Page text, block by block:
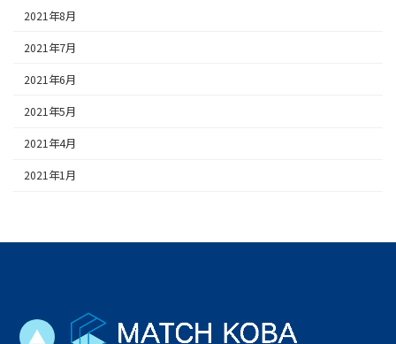
2021年8月
2021年7月
2021年6月
2021年5月
2021年4月
2021年1月
▲